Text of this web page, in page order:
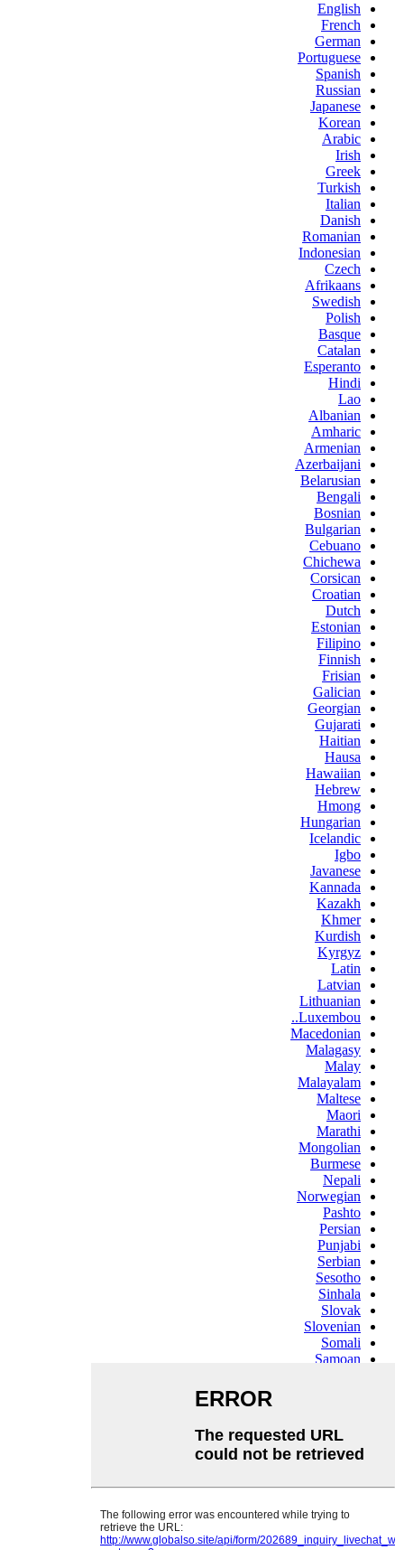
English
French
German
Portuguese
Spanish
Russian
Japanese
Korean
Arabic
Irish
Greek
Turkish
Italian
Danish
Romanian
Indonesian
Czech
Afrikaans
Swedish
Polish
Basque
Catalan
Esperanto
Hindi
Lao
Albanian
Amharic
Armenian
Azerbaijani
Belarusian
Bengali
Bosnian
Bulgarian
Cebuano
Chichewa
Corsican
Croatian
Dutch
Estonian
Filipino
Finnish
Frisian
Galician
Georgian
Gujarati
Haitian
Hausa
Hawaiian
Hebrew
Hmong
Hungarian
Icelandic
Igbo
Javanese
Kannada
Kazakh
Khmer
Kurdish
Kyrgyz
Latin
Latvian
Lithuanian
Luxembou..
Macedonian
Malagasy
Malay
Malayalam
Maltese
Maori
Marathi
Mongolian
Burmese
Nepali
Norwegian
Pashto
Persian
Punjabi
Serbian
Sesotho
Sinhala
Slovak
Slovenian
Somali
Samoan
Swahili
Tajik
Telugu
Ukrainian
Urdu